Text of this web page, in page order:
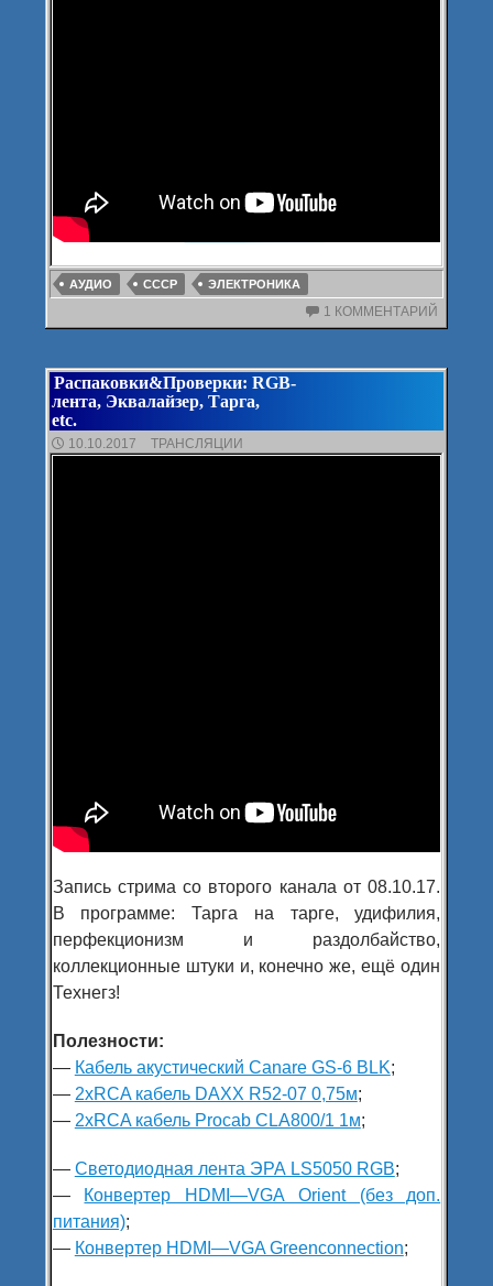
АУДИО СССР ЭЛЕКТРОНИКА
1 КОММЕНТАРИЙ
Распаковки&Проверки: RGB-
лента, Эквалайзер, Тарга,
etc.
10.10.2017 ТРАНСЛЯЦИИ
Запись стрима со второго канала от 08.10.17.
В программе: Тарга на тарге, удифилия,
перфекционизм и раздолбайство,
коллекционные штуки и, конечно же, ещё один
Технегз!
Полезности:
— Кабель акустический Canare GS-6 BLK;
— 2xRCA кабель DAXX R52-07 0,75м;
— 2xRCA кабель Procab CLA800/1 1м;
— Светодиодная лента ЭРА LS5050 RGB;
— Конвертер HDMI—VGA Orient (без доп.
питания);
— Конвертер HDMI—VGA Greenconnection;